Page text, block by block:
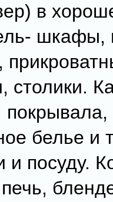
в
шкафы,
столики.
белье и
и посуду.